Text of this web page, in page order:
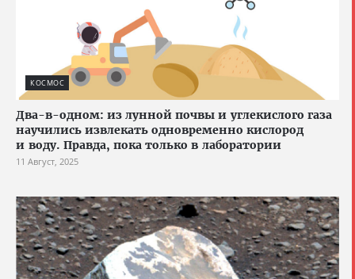
КОСМОС
Два-в-одном: из лунной почвы и углекислого газа
научились извлекать одновременно кислород
и воду. Правда, пока только в лаборатории
11 Август, 2025